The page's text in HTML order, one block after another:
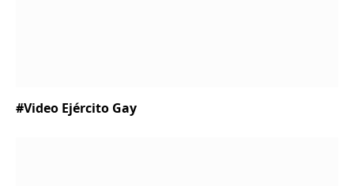
#Video Ejército Gay